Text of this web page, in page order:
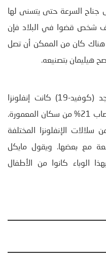
جناح السرعة حتى يتسنى لها
ألف شخص قضوا في البلاد فإن
هناك كان من الممكن أن تصل
هيليمان بتصنيعه.
قبل تفشي فيروس كورونا المستجد (كوفيد-19) كانت إنفلونزا
الخنازير أحدث وباء يضرب العالم إذ أصاب 21% من سكان المعمورة.
سلالات الإنفلونزا المختلفة
مع بعضها. ويقول مايكل
الوباء كانوا من الأطفال